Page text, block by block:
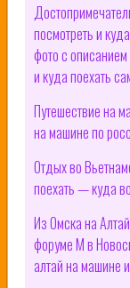
посмотреть и
фото с
и куда поехать
Путешествие на
на машине по
Отдых во
поехать — куда
Из Омска на
форуме М в
алтай на машине